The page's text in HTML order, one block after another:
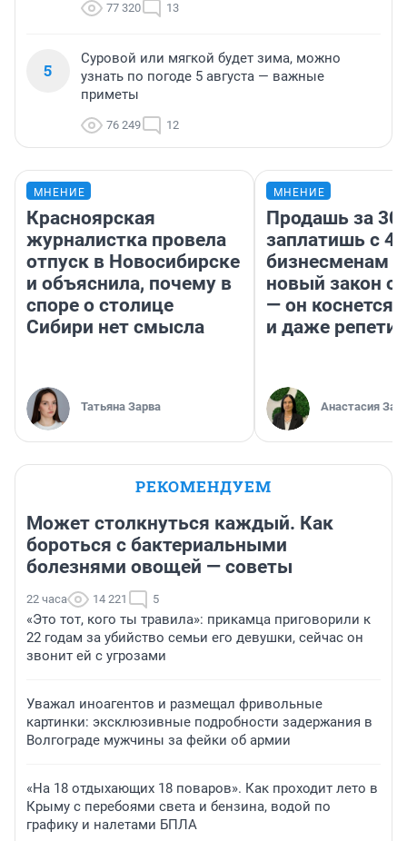
77 320 13
5
Суровой или мягкой будет зима, можно
узнать по погоде 5 августа — важные
приметы
76 249 12
МНЕНИЕ
Красноярская
журналистка провела
отпуск в Новосибирске
и объяснила, почему в
споре о столице
Сибири нет смысла
Татьяна Зарва
МНЕНИЕ
Продашь за
заплатишь с
бизнесменам
новый закон о
— он коснется
и даже
Анастасия
РЕКОМЕНДУЕМ
Может столкнуться каждый. Как
бороться с бактериальными
болезнями овощей — советы
22 часа 14 221 5
«Это тот, кого ты травила»: прикамца приговорили к
22 годам за убийство семьи его девушки, сейчас он
звонит ей с угрозами
Уважал иноагентов и размещал фривольные
картинки: эксклюзивные подробности задержания в
Волгограде мужчины за фейки об армии
«На 18 отдыхающих 18 поваров». Как проходит лето в
Крыму с перебоями света и бензина, водой по
графику и налетами БПЛА